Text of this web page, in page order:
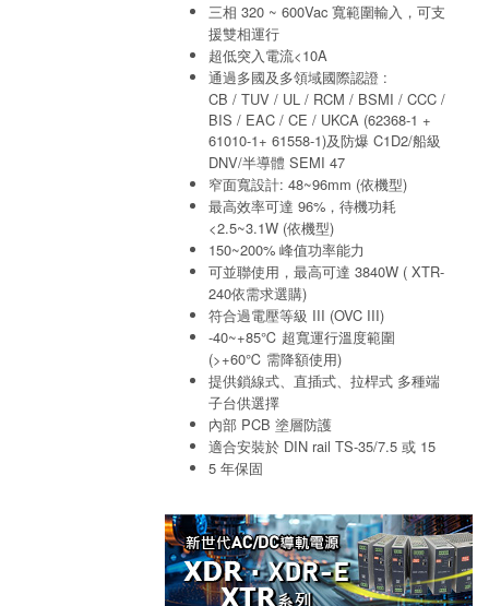
三相 320 ~ 600Vac 寬範圍輸入，可支
援雙相運行
超低突入電流<10A
通過多國及多領域國際認證 :
CB / TUV / UL / RCM / BSMI / CCC /
BIS / EAC / CE / UKCA (62368-1 +
61010-1+ 61558-1)及防爆 C1D2/船級
DNV/半導體 SEMI 47
窄面寬設計: 48~96mm (依機型)
最高效率可達 96%，待機功耗
<2.5~3.1W (依機型)
150~200% 峰值功率能力
可並聯使用，最高可達 3840W ( XTR-
240依需求選購)
符合過電壓等級 III (OVC III)
-40~+85℃ 超寬運行溫度範圍
(>+60℃ 需降額使用)
提供鎖線式、直插式、拉桿式 多種端
子台供選擇
內部 PCB 塗層防護
適合安裝於 DIN rail TS-35/7.5 或 15
5 年保固